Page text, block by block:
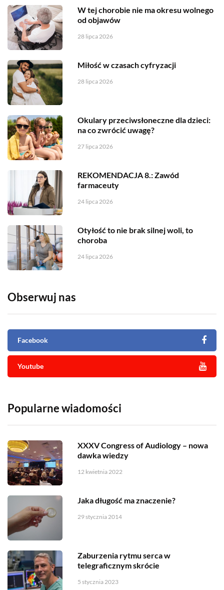
W tej chorobie nie ma okresu wolnego
od objawów
28 lipca 2026
Miłość w czasach cyfryzacji
28 lipca 2026
Okulary przeciwsłoneczne dla dzieci:
na co zwrócić uwagę?
27 lipca 2026
REKOMENDACJA 8.: Zawód
farmaceuty
24 lipca 2026
Otyłość to nie brak silnej woli, to
choroba
24 lipca 2026
Obserwuj nas
Facebook
Youtube
Popularne wiadomości
XXXV Congress of Audiology – nowa
dawka wiedzy
12 kwietnia 2022
Jaka długość ma znaczenie?
29 stycznia 2014
Zaburzenia rytmu serca w
telegraficznym skrócie
5 stycznia 2023